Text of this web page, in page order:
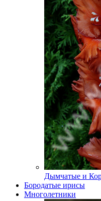
Дымчатые и
Бородатые ирисы
Многолетники